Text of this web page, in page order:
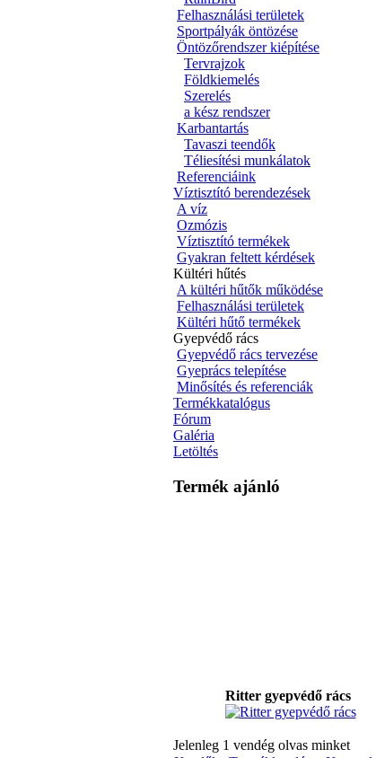
Felhasználási területek
Sportpályák öntözése
Öntözőrendszer kiépítése
Tervrajzok
Földkiemelés
Szerelés
a kész rendszer
Karbantartás
Tavaszi teendők
Téliesítési munkálatok
Referenciáink
Víztisztító berendezések
A víz
Ozmózis
Víztisztító termékek
Gyakran feltett kérdések
Kültéri hűtés
A kültéri hűtők működése
Felhasználási területek
Kültéri hűtő termékek
Gyepvédő rács
Gyepvédő rács tervezése
Gyeprács telepítése
Minősítés és referenciák
Termékkatalógus
Fórum
Galéria
Letöltés
Termék ajánló
Ritter gyepvédő rács
Jelenleg 1 vendég olvas minket